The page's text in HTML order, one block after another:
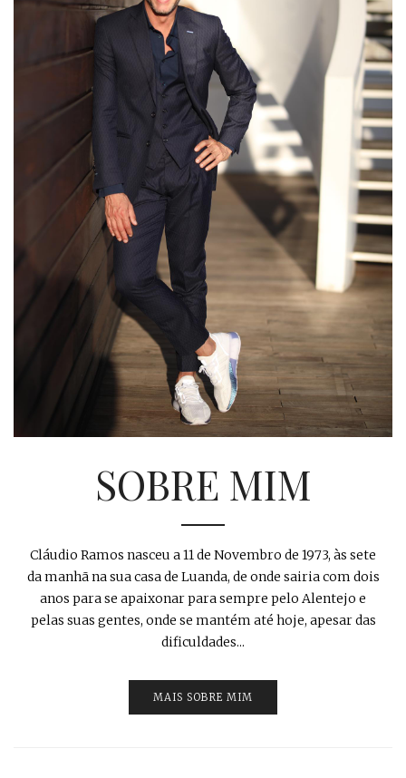
SOBRE MIM
Cláudio Ramos nasceu a 11 de Novembro de 1973, às sete
da manhã na sua casa de Luanda, de onde sairia com dois
anos para se apaixonar para sempre pelo Alentejo e
pelas suas gentes, onde se mantém até hoje, apesar das
dificuldades...
MAIS SOBRE MIM